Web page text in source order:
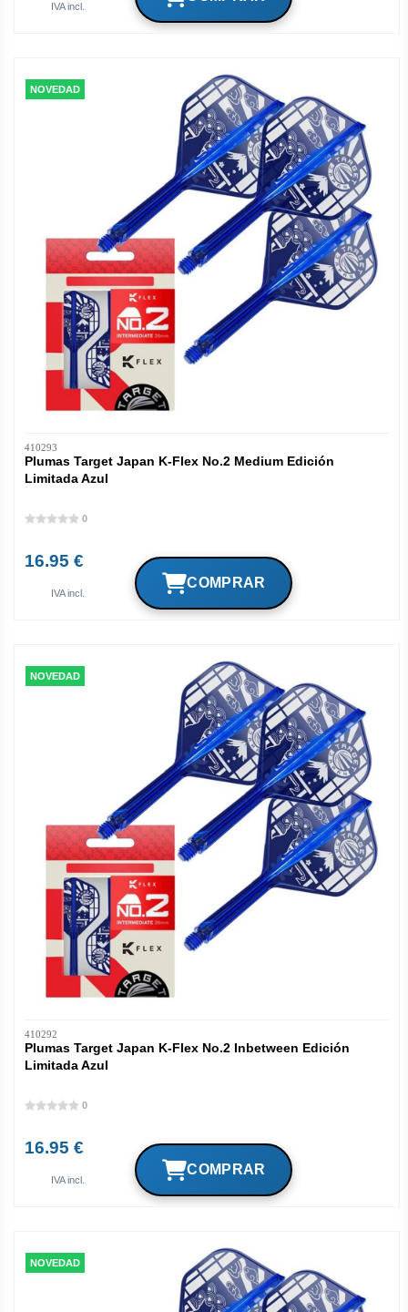
IVA incl.
NOVEDAD
410293
Plumas Target Japan K-Flex No.2 Medium Edición
Limitada Azul
0
16.95 €
IVA incl.
NOVEDAD
410292
Plumas Target Japan K-Flex No.2 Inbetween Edición
Limitada Azul
0
16.95 €
IVA incl.
NOVEDAD